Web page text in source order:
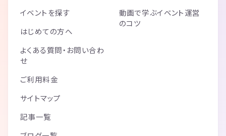
イベントを探す
はじめての方へ
よくある質問・お問い合わ
せ
ご利用料金
サイトマップ
記事一覧
動画で学ぶイベント運営
のコツ